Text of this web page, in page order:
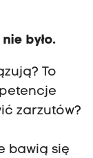
było.
To
zarzutów?
bawią się